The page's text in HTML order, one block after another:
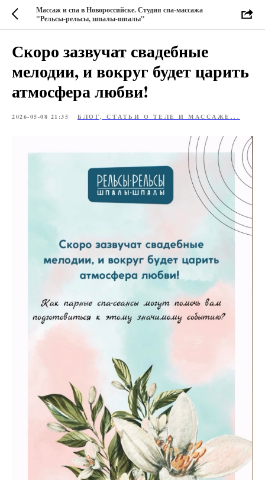
Массаж и спа в Новороссийске. Студия спа-массажа
"Рельсы-рельсы, шпалы-шпалы"
Скоро зазвучат свадебные
мелодии, и вокруг будет царить
атмосфера любви!
2026-05-08 21:35 БЛОГ, СТАТЬИ О ТЕЛЕ И МАССАЖЕ...